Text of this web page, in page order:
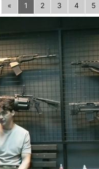
« 1 2 3 4 5